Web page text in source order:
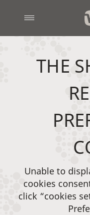
THE
Unable to
cookies
click “cookies